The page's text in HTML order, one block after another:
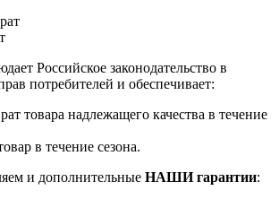
Российское законодательство в
потребителей и обеспечивает:
товара надлежащего качества в течение
в течение сезона.
и дополнительные НАШИ гарантии: